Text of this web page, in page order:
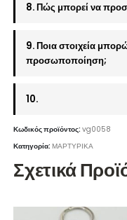
8. Πώς μπορεί να
9. Ποια στοιχεία
προσωποποίηση;
10.
Κωδικός προϊόντος:vg0058
Κατηγορία:ΜΑΡΤΥΡΙΚΑ
Σχετικά